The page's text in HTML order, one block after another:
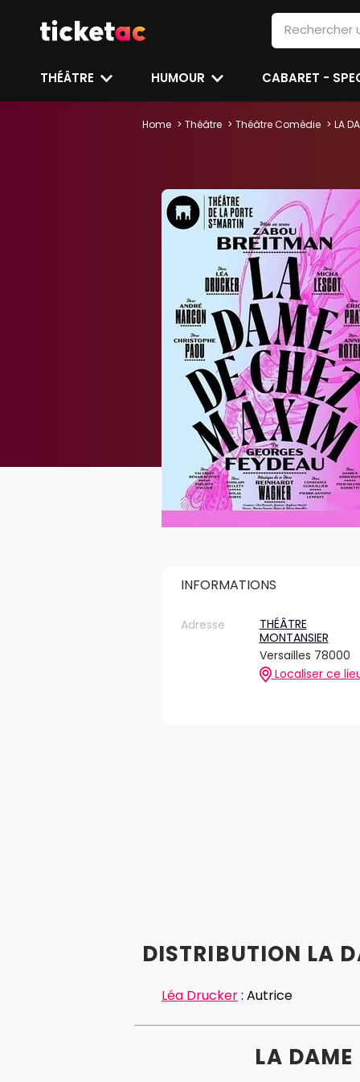
THÉÂTRE HUMOUR CABARET -
Home Théâtre Théâtre Comédie LA
INFORMATIONS
Adresse
THÉÂTRE
MONTANSIER
Versailles 78000
Localiser ce
DISTRIBUTION LA
Léa Drucker: Autrice
LA